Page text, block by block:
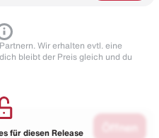
Wir erhalten evtl. eine
bleibt der Preis gleich und du
für diesen Release